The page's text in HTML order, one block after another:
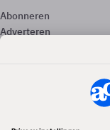
Abonneren
Adverteren
Volg ons